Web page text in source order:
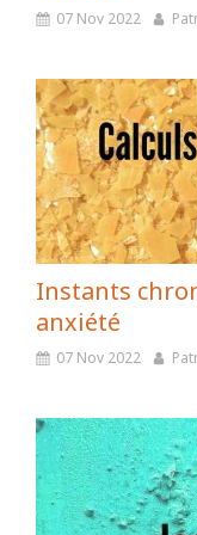
07 Nov 2022
Instants
anxiété
07 Nov 2022